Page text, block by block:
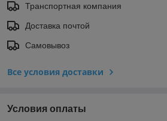
Транспортная компания
Доставка почтой
Самовывоз
Все условия доставки
Условия оплаты